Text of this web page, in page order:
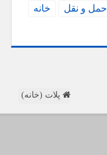
حمل و نقل
خانه
پلات (خانه)